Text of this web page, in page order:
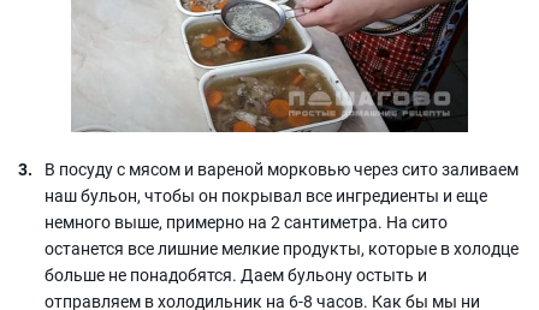
В посуду с мясом и вареной морковью через сито заливаем
наш бульон, чтобы он покрывал все ингредиенты и еще
немного выше, примерно на 2 сантиметра. На сито
останется все лишние мелкие продукты, которые в холодце
больше не понадобятся. Даем бульону остыть и
отправляем в холодильник на 6-8 часов. Как бы мы ни